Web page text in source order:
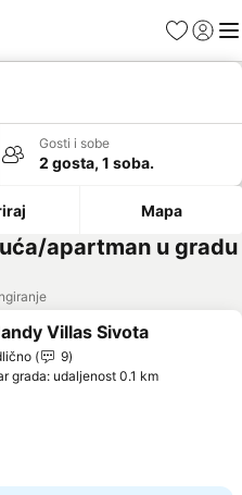
FavoritiPrijavi
Gosti i sobe
2 gosta, 1 soba.
Mapa
apartman u gradu
u favorite
Villas Sivota
9
grada: udaljenost 0.1 km